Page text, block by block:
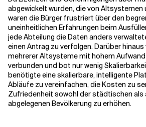
abgewickelt wurden, die von
waren die Bürger frustriert über den
uneinheitlichen Erfahrungen beim
jede Abteilung die Daten anders
einen Antrag zu verfolgen. Darüber hinaus
mehrerer Altsysteme mit hohem
verbunden und bot nur wenig
benötigte eine skalierbare, intelligente
Abläufe zu vereinfachen, die Kosten zu
Zufriedenheit sowohl der städtischen als
abgelegenen Bevölkerung zu erhöhen.